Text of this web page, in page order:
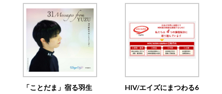
「ことだま」宿る羽生
HIV/エイズにまつわる6